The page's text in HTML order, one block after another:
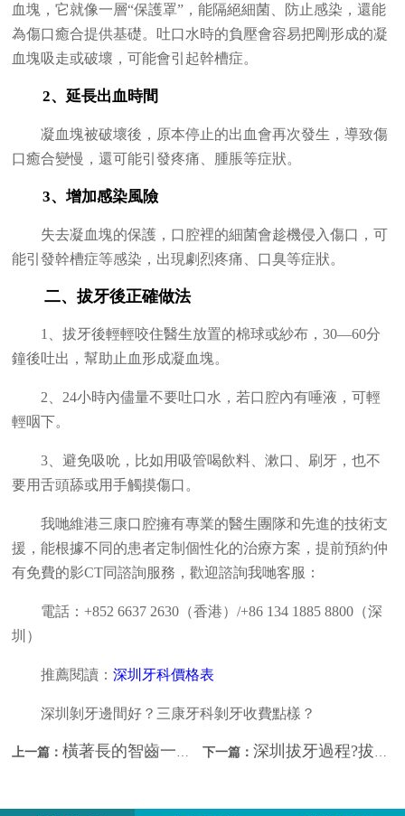
血塊，它就像一層“保護罩”，能隔絕細菌、防止感染，還能
為傷口癒合提供基礎。吐口水時的負壓會容易把剛形成的凝
血塊吸走或破壞，可能會引起幹槽症。
2、延長出血時間
凝血塊被破壞後，原本停止的出血會再次發生，導致傷
口癒合變慢，還可能引發疼痛、腫脹等症狀。
3、增加感染風險
失去凝血塊的保護，口腔裡的細菌會趁機侵入傷口，可
能引發幹槽症等感染，出現劇烈疼痛、口臭等症狀。
二、拔牙後正確做法
1、拔牙後輕輕咬住醫生放置的棉球或紗布，30—60分
鐘後吐出，幫助止血形成凝血塊。
2、24小時內儘量不要吐口水，若口腔內有唾液，可輕
輕咽下。
3、避免吸吮，比如用吸管喝飲料、漱口、刷牙，也不
要用舌頭舔或用手觸摸傷口。
我哋維港三康口腔擁有專業的醫生團隊和先進的技術支
援，能根據不同的患者定制個性化的治療方案，提前預約仲
有免費的影CT同諮詢服務，歡迎諮詢我哋客服：
電話：+852 6637 2630（香港）/+86 134 1885 8800（深
圳）
推薦閱讀：深圳牙科價格表
深圳剝牙邊間好？三康牙科剝牙收費點樣？
上一篇：橫著長的智齒一定要拔掉嗎？深圳拔牙幾錢？ 下一篇： 深圳拔牙過程?拔牙前後需注意什麼？